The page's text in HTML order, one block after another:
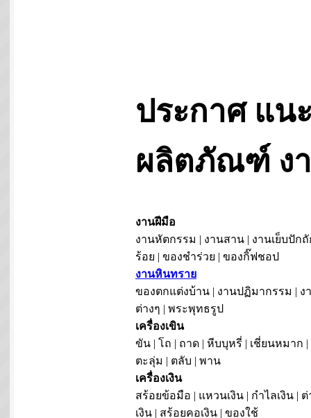
ประกาศ แน
ผลิตภัณฑ์ ง
งานฝีมือ
งานหัตกรรม | งานสาน | งานเย็บปัก
ร้อย | ของชำร่วย | ของกิ๊ฟชอป
งานหินทราย
ของตกแต่งบ้าน | งานปฏิมากรรม | ง
ต่างๆ | พระพุทธรูป
เครื่องเขิน
ขัน | โถ | ถาด | หีบบุหรี่ | เชี่ยนหมาก |
ตะลุ่ม | ตลับ | พาน
เครื่องเงิน
สร้อยข้อมือ | แหวนเงิน | กำไลเงิน | ต่
เงิน | สร้อยคอเงิน | ของใช้